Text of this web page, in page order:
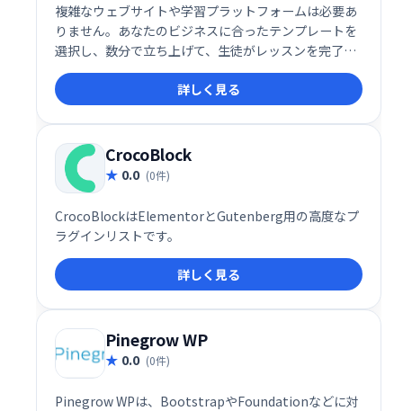
複雑なウェブサイトや学習プラットフォームは必要あ
りません。あなたのビジネスに合ったテンプレートを
選択し、数分で立ち上げて、生徒がレッスンを完了
し、より良い結果を得て、学習体験を愛するのを手伝
ってください。
詳しく見る
CrocoBlock
0.0 (0件)
CrocoBlockはElementorとGutenberg用の高度なプ
ラグインリストです。
詳しく見る
Pinegrow WP
0.0 (0件)
Pinegrow WPは、BootstrapやFoundationなどに対